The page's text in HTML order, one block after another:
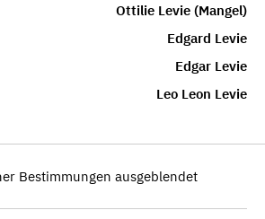
Ottilie Levie (Mangel)
Edgard Levie
Edgar Levie
Leo Leon Levie
Bestimmungen ausgeblendet